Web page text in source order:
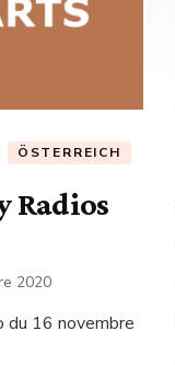
ÖSTERREICH
Radios
2020
du 16 novembre